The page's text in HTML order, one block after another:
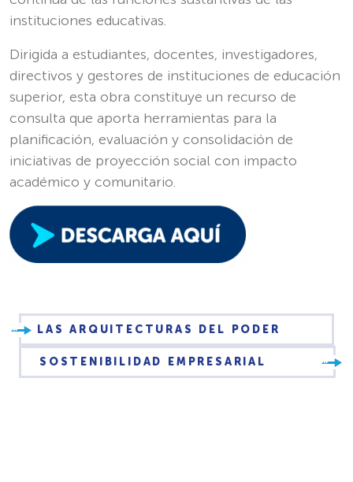
instituciones educativas.
Dirigida a estudiantes, docentes, investigadores,
directivos y gestores de instituciones de educación
superior, esta obra constituye un recurso de
consulta que aporta herramientas para la
planificación, evaluación y consolidación de
iniciativas de proyección social con impacto
académico y comunitario.
LAS ARQUITECTURAS DEL PODER
SOSTENIBILIDAD EMPRESARIAL